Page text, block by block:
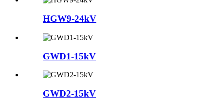
HGW9-24kV
GWD1-15kV
GWD2-15kV